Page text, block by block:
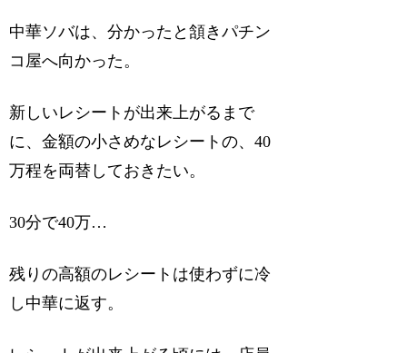
中華ソバは、分かったと頷きパチン
コ屋へ向かった。
新しいレシートが出来上がるまで
に、金額の小さめなレシートの、40
万程を両替しておきたい。
30分で40万…
残りの高額のレシートは使わずに冷
し中華に返す。